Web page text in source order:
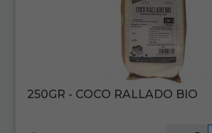
250GR - COCO RALLADO BIO